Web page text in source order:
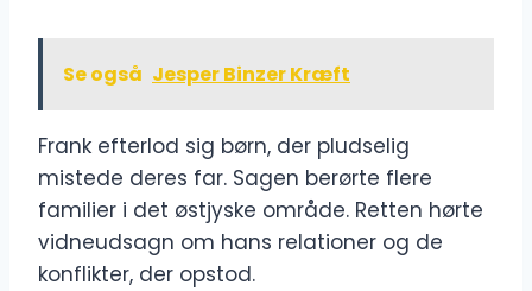
Se også Jesper Binzer Kræft
Frank efterlod sig børn, der pludselig
mistede deres far. Sagen berørte flere
familier i det østjyske område. Retten hørte
vidneudsagn om hans relationer og de
konflikter, der opstod.